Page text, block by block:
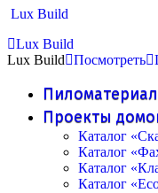
Lux Build
Lux Build
Lux Build
Посмотреть
Проекты
Каталог
Каталог
Каталог
Каталог